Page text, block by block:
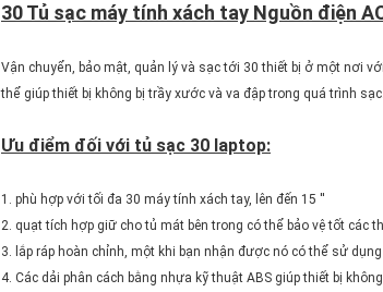
30 Tủ sạc máy tính xách tay Nguồn điện
Vận chuyển, bảo mật, quản lý và sạc tới 30 thiết bị ở một nơi
thể giúp thiết bị không bị trầy xước và va đập trong quá trình sạc.
Ưu điểm đối với tủ sạc 30 laptop:
1. phù hợp với tối đa 30 máy tính xách tay, lên đến 15 ''
2. quạt tích hợp giữ cho tủ mát bên trong có thể bảo vệ tốt các
3. lắp ráp hoàn chỉnh, một khi bạn nhận được nó có thể sử
4. Các dải phân cách bằng nhựa kỹ thuật ABS giúp thiết bị